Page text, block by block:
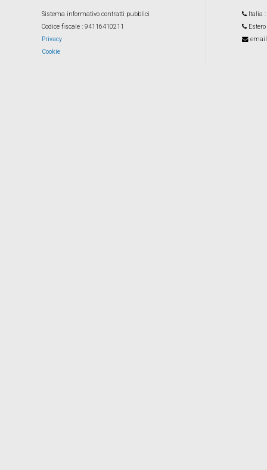
Sistema informativo contratti pubblici
Codice fiscale : 94116410211
Privacy
Cookie
Italia
Estero
email